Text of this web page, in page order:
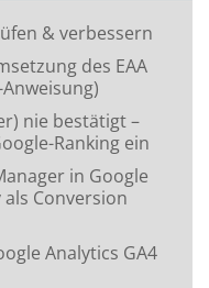
& verbessern
des EAA
nie bestätigt –
Ranking ein
in Google
Conversion
Analytics GA4